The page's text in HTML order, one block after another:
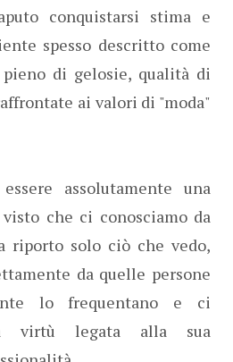
conquistarsi stima e
spesso descritto come
di gelosie, qualità di
ai valori di "moda"
assolutamente una
che ci conosciamo da
riporto solo ciò che vedo,
da quelle persone
lo frequentano e ci
virtù legata alla sua